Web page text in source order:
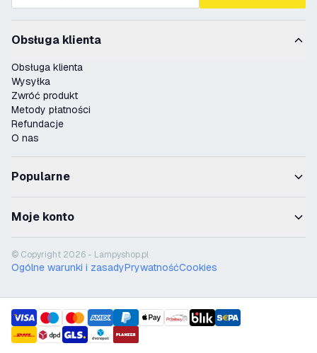
Obsługa klienta
Obsługa klienta
Wysyłka
Zwróć produkt
Metody płatności
Refundacje
O nas
Popularne
Moje konto
© Copyright 2026 - Lampyshop.pl
Ogólne warunki i zasadyPrywatnośćCookies
payment methods
shipment methods